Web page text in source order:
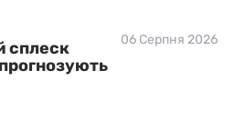
сплеск
06 Серпня 2026